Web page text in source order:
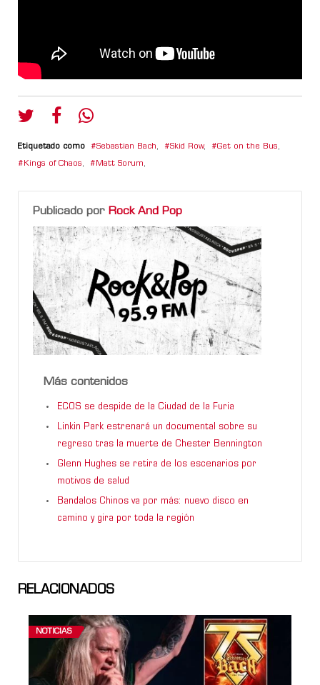
Etiquetado como Sebastian Bach, Skid Row, Get on the Bus,
Kings of Chaos, Matt Sorum,
Publicado por Rock And Pop
Más contenidos
ECOS se despide de la Ciudad de la Furia
Linkin Park estrenará un documental sobre su
regreso tras la muerte de Chester Bennington
Glenn Hughes se retira de los escenarios por
motivos de salud
Bandalos Chinos va por más: nuevo disco en
camino y gira por toda la región
RELACIONADOS
NOTICIAS